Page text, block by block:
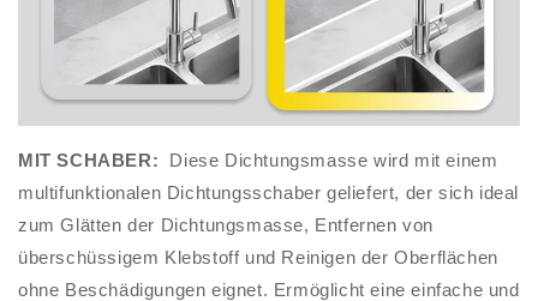
MIT SCHABER:
Diese Dichtungsmasse wird mit einem
multifunktionalen Dichtungsschaber geliefert, der sich ideal
zum Glätten der Dichtungsmasse, Entfernen von
überschüssigem Klebstoff und Reinigen der Oberflächen
ohne Beschädigungen eignet. Ermöglicht eine einfache und